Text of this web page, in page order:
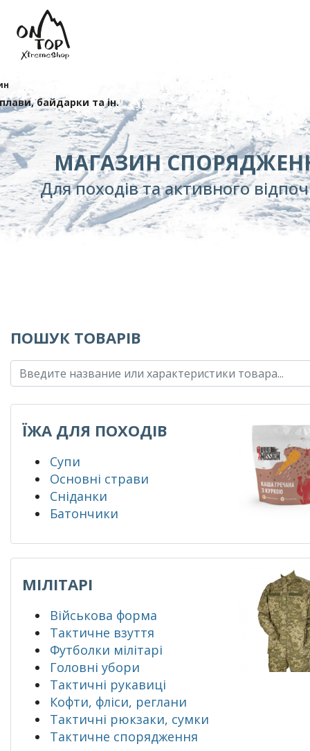
байдарки та ін.
МАГАЗИН
Для походів та активного
ПОШУК ТОВАРІВ
МІЛІТАРІ
Військова форма
Тактичне взуття
Футболки мілітарі
Головні убори
Тактичні рукавиці
Кофти, фліси, реглани
Тактичні рюкзаки, сумки
Тактичне спорядження
ЇЖА ДЛЯ ПОХОДІВ
Супи
Основні страви
Сніданки
Батончики